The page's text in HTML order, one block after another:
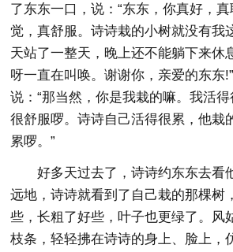
了东东一口，说：“东东，你真好，
觉，真舒服。诗诗栽的小树就没有我
天站了一整天，晚上还不能躺下来休
呀一直在叫唤。谢谢你，亲爱的东东
说：“那当然，你是我栽的嘛。我活
很舒服啰。诗诗自己活得很累，他栽
累啰。”
好多天过去了，诗诗约东东去看
远地，诗诗就看到了自己栽的那棵树
些，长粗了好些，叶子也更绿了。风
枝条，轻轻拂在诗诗的身上、脸上，